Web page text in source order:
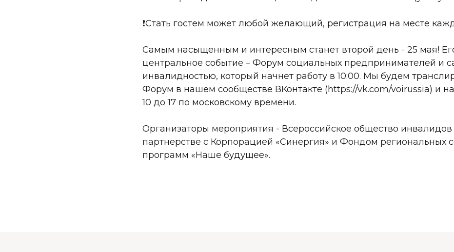
❗️Стать гостем может любой желающий, регистрация на месте
Самым насыщенным и интересным станет второй день - 25 мая!
центральное событие – Форум социальных предпринимателей и
инвалидностью, который начнет работу в 10:00. Мы будем
Форум в нашем сообществе ВКонтакте (https://vk.com/voirussia) и
10 до 17 по московскому времени.
Организаторы мероприятия - Всероссийское общество инвалидов
партнерстве с Корпорацией «Синергия» и Фондом региональных
программ «Наше будущее».